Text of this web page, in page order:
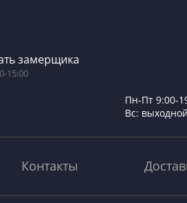
замерщика
15:00
Пн-Пт 9:00-
Вс: выходной
Контакты